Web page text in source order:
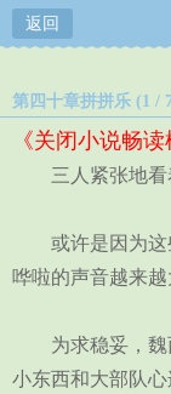
返回
第四十章拼拼乐 (1 /
《关闭小说畅
三人紧张地看
或许是因为这
哗啦的声音越来越
为求稳妥，魏
小东西和大部队心